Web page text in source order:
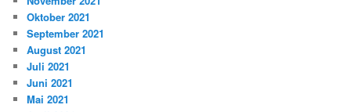
Oktober 2021
September 2021
August 2021
Juli 2021
Juni 2021
Mai 2021